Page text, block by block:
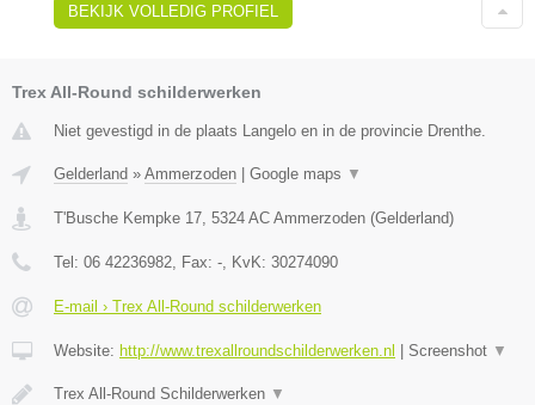
BEKIJK VOLLEDIG PROFIEL
Trex All-Round schilderwerken
Niet gevestigd in de plaats Langelo en in de provincie Drenthe.
Gelderland » Ammerzoden Google maps ▼
T'Busche Kempke 17, 5324 AC Ammerzoden (Gelderland)
Tel: 06 42236982, Fax: -, KvK: 30274090
E-mail › Trex All-Round schilderwerken
Website: http://www.trexallroundschilderwerken.nl Screenshot ▼
Trex All-Round Schilderwerken ▼